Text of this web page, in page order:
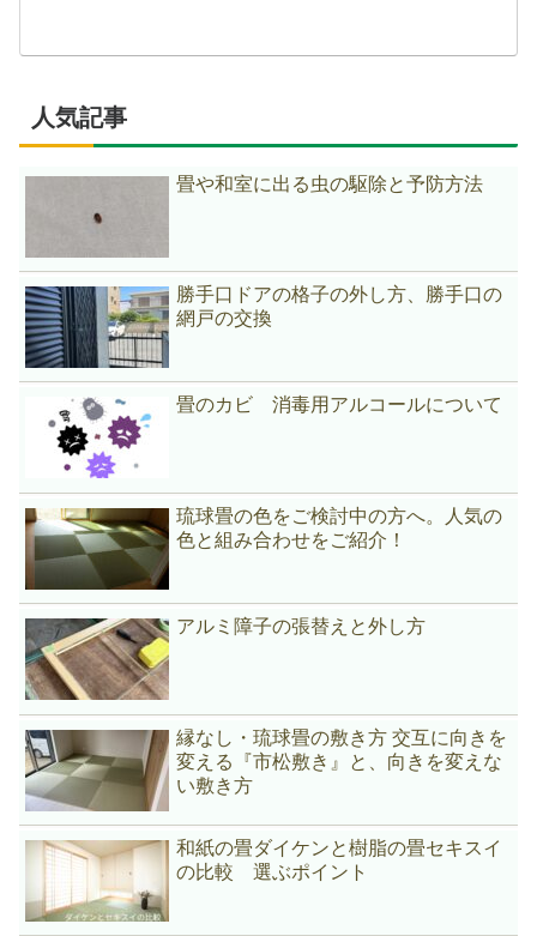
人気記事
畳や和室に出る虫の駆除と予防方法
勝手口ドアの格子の外し方、勝手口の
網戸の交換
畳のカビ 消毒用アルコールについて
琉球畳の色をご検討中の方へ。人気の
色と組み合わせをご紹介！
アルミ障子の張替えと外し方
縁なし・琉球畳の敷き方 交互に向きを
変える『市松敷き』と、向きを変えな
い敷き方
和紙の畳ダイケンと樹脂の畳セキスイ
の比較 選ぶポイント